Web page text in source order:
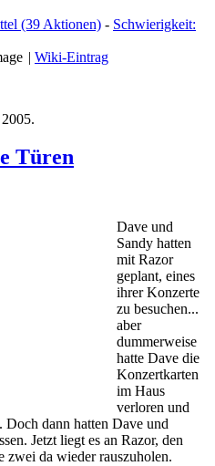
(39 Aktionen) - Schwierigkeit:
| Wiki-Eintrag
.
Türen
Dave und
Sandy hatten
mit Razor
geplant, eines
ihrer Konzerte
zu besuchen...
aber
dummerweise
hatte Dave die
Konzertkarten
im Haus
verloren und
dann hatten Dave und
Jetzt liegt es an Razor, den
zwei da wieder rauszuholen.